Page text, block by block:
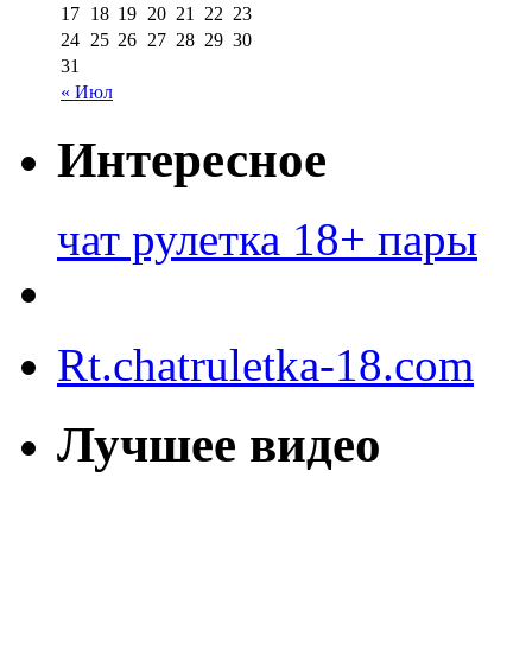
« Июл
17 18 19 20 21 22 23
24 25 26 27 28 29 30
31
Интересное
чат рулетка 18+ пары
Rt.chatruletka-18.com
Лучшее видео